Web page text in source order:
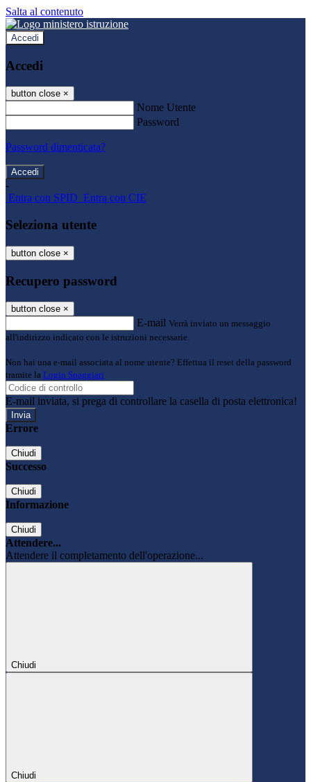
Salta al contenuto
Accedi
Accedi
button close ×
Nome Utente
Password
Password dimenticata?
-
Entra con SPID Entra con CIE
Seleziona utente
button close ×
Recupero password
button close ×
E-mail Verrà inviato un messaggio
all'indirizzo indicato con le istruzioni necessarie.
Non hai una e-mail associata al nome utente? Effettua il reset della password
tramite la Login Spaggiari
E-mail inviata, si prega di controllare la casella di posta elettronica!
Errore
Chiudi
Successo
Chiudi
Informazione
Chiudi
Attendere...
Attendere il completamento dell'operazione...
Chiudi
Chiudi